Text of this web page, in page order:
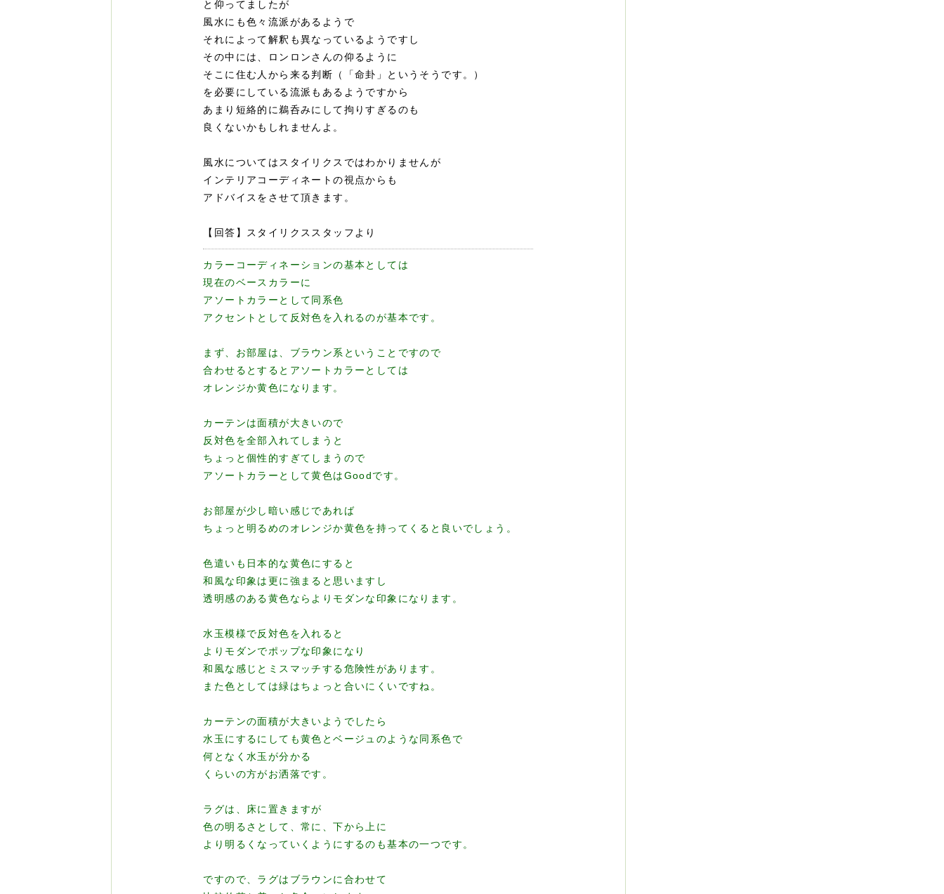
と仰ってましたが
風水にも色々流派があるようで
それによって解釈も異なっているようですし
その中には、ロンロンさんの仰るように
そこに住む人から来る判断（「命卦」というそうです。）
を必要にしている流派もあるようですから
あまり短絡的に鵜呑みにして拘りすぎるのも
良くないかもしれませんよ。
風水についてはスタイリクスではわかりませんが
インテリアコーディネートの視点からも
アドバイスをさせて頂きます。
【回答】スタイリクススタッフより
カラーコーディネーションの基本としては
現在のベースカラーに
アソートカラーとして同系色
アクセントとして反対色を入れるのが基本です。
まず、お部屋は、ブラウン系ということですので
合わせるとするとアソートカラーとしては
オレンジか黄色になります。
カーテンは面積が大きいので
反対色を全部入れてしまうと
ちょっと個性的すぎてしまうので
アソートカラーとして黄色はGoodです。
お部屋が少し暗い感じであれば
ちょっと明るめのオレンジか黄色を持ってくると良いでしょう。
色遣いも日本的な黄色にすると
和風な印象は更に強まると思いますし
透明感のある黄色ならよりモダンな印象になります。
水玉模様で反対色を入れると
よりモダンでポップな印象になり
和風な感じとミスマッチする危険性があります。
また色としては緑はちょっと合いにくいですね。
カーテンの面積が大きいようでしたら
水玉にするにしても黄色とベージュのような同系色で
何となく水玉が分かる
くらいの方がお洒落です。
ラグは、床に置きますが
色の明るさとして、常に、下から上に
より明るくなっていくようにするのも基本の一つです。
ですので、ラグはブラウンに合わせて